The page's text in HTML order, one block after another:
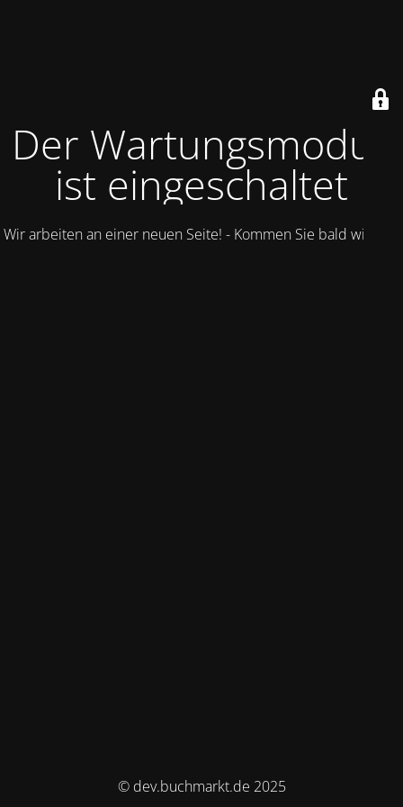
Der Wartungsmodus
ist eingeschaltet
Wir arbeiten an einer neuen Seite! - Kommen Sie bald wieder.
© dev.buchmarkt.de 2025